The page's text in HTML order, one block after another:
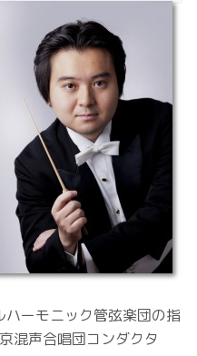
ーモニック管弦楽団の指
混声合唱団コンダクタ